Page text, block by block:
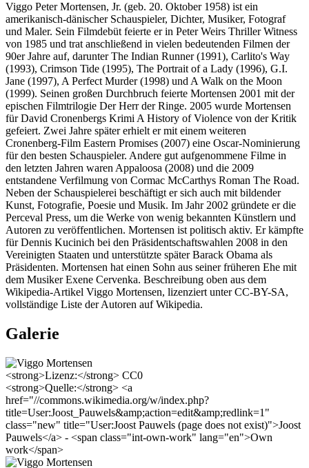
Viggo Peter Mortensen, Jr. (geb. 20. Oktober 1958) ist ein
amerikanisch-dänischer Schauspieler, Dichter, Musiker, Fotograf
und Maler. Sein Filmdebüt feierte er in Peter Weirs Thriller Witness
von 1985 und trat anschließend in vielen bedeutenden Filmen der
90er Jahre auf, darunter The Indian Runner (1991), Carlito's Way
(1993), Crimson Tide (1995), The Portrait of a Lady (1996), G.I.
Jane (1997), A Perfect Murder (1998) und A Walk on the Moon
(1999). Seinen großen Durchbruch feierte Mortensen 2001 mit der
epischen Filmtrilogie Der Herr der Ringe. 2005 wurde Mortensen
für David Cronenbergs Krimi A History of Violence von der Kritik
gefeiert. Zwei Jahre später erhielt er mit einem weiteren
Cronenberg-Film Eastern Promises (2007) eine Oscar-Nominierung
für den besten Schauspieler. Andere gut aufgenommene Filme in
den letzten Jahren waren Appaloosa (2008) und die 2009
entstandene Verfilmung von Cormac McCarthys Roman The Road.
Neben der Schauspielerei beschäftigt er sich auch mit bildender
Kunst, Fotografie, Poesie und Musik. Im Jahr 2002 gründete er die
Perceval Press, um die Werke von wenig bekannten Künstlern und
Autoren zu veröffentlichen. Mortensen ist politisch aktiv. Er kämpfte
für Dennis Kucinich bei den Präsidentschaftswahlen 2008 in den
Vereinigten Staaten und unterstützte später Barack Obama als
Präsidenten. Mortensen hat einen Sohn aus seiner früheren Ehe mit
dem Musiker Exene Cervenka. Beschreibung oben aus dem
Wikipedia-Artikel Viggo Mortensen, lizenziert unter CC-BY-SA,
vollständige Liste der Autoren auf Wikipedia.
Galerie
<strong>Lizenz:</strong> CC0
<strong>Quelle:</strong> <a
href="//commons.wikimedia.org/w/index.php?
title=User:Joost_Pauwels&amp;action=edit&amp;redlink=1"
class="new" title="User:Joost Pauwels (page does not exist)">Joost
Pauwels</a> - <span class="int-own-work" lang="en">Own
work</span>